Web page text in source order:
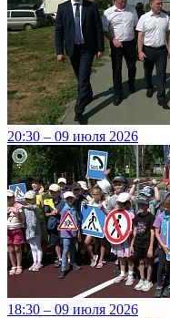
20:30 – 09 июля 2026
18:30 – 09 июля 2026